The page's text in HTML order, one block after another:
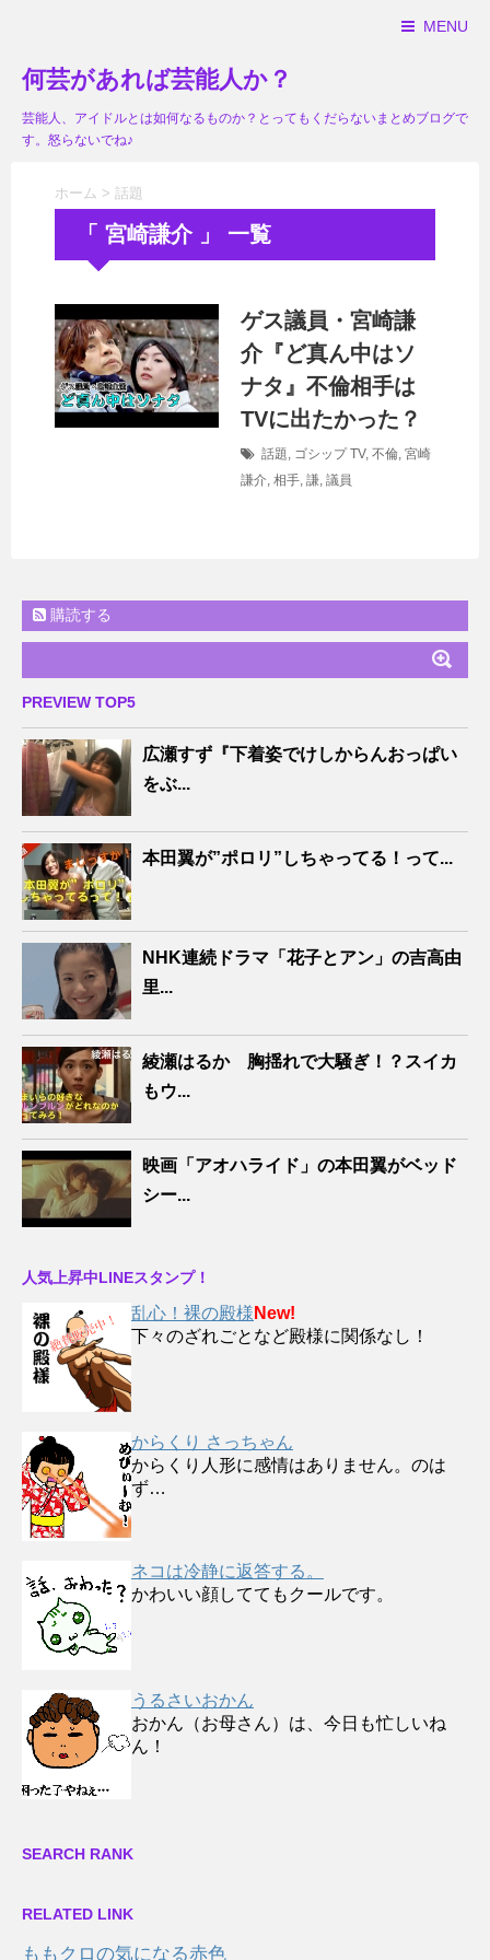
MENU
何芸があれば芸能人か？
芸能人、アイドルとは如何なるものか？とってもくだらないまとめブログで
す。怒らないでね♪
ホーム > 話題
「 宮崎謙介 」 一覧
ゲス議員・宮崎謙
介『ど真ん中はソ
ナタ』不倫相手は
TVに出たかった？
話題, ゴシップ TV, 不倫, 宮崎
謙介, 相手, 謙, 議員
購読する
PREVIEW TOP5
広瀬すず『下着姿でけしからんおっぱい
をぶ...
本田翼が”ポロリ”しちゃってる！って...
NHK連続ドラマ「花子とアン」の吉高由
里...
綾瀬はるか 胸揺れで大騒ぎ！？スイカ
もウ...
映画「アオハライド」の本田翼がベッド
シー...
人気上昇中LINEスタンプ！
乱心！裸の殿様 New!
下々のざれごとなど殿様に関係なし！
からくり さっちゃん
からくり人形に感情はありません。のは
ず…
ネコは冷静に返答する。
かわいい顔しててもクールです。
うるさいおかん
おかん（お母さん）は、今日も忙しいね
ん！
SEARCH RANK
RELATED LINK
ももクロの気になる赤色